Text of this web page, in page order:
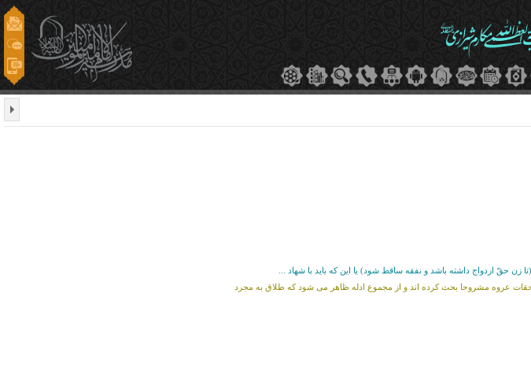
حقّ ازدواج داشته باشد و نفقه ساقط شود) یا این که باید با شهاد ...
عروه مشروحا بحث کرده اند و از مجموع ادله ظاهر مى شود که طلاق به مجرد